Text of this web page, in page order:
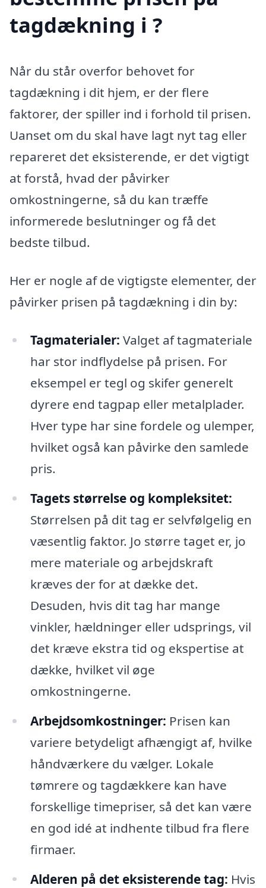
tagdækning i ?
Når du står overfor behovet for
tagdækning i dit hjem, er der flere
faktorer, der spiller ind i forhold til prisen.
Uanset om du skal have lagt nyt tag eller
repareret det eksisterende, er det vigtigt
at forstå, hvad der påvirker
omkostningerne, så du kan træffe
informerede beslutninger og få det
bedste tilbud.
Her er nogle af de vigtigste elementer, der
påvirker prisen på tagdækning i din by:
Tagmaterialer: Valget af tagmateriale
har stor indflydelse på prisen. For
eksempel er tegl og skifer generelt
dyrere end tagpap eller metalplader.
Hver type har sine fordele og ulemper,
hvilket også kan påvirke den samlede
pris.
Tagets størrelse og kompleksitet:
Størrelsen på dit tag er selvfølgelig en
væsentlig faktor. Jo større taget er, jo
mere materiale og arbejdskraft
kræves der for at dække det.
Desuden, hvis dit tag har mange
vinkler, hældninger eller udsprings, vil
det kræve ekstra tid og ekspertise at
dække, hvilket vil øge
omkostningerne.
Arbejdsomkostninger: Prisen kan
variere betydeligt afhængigt af, hvilke
håndværkere du vælger. Lokale
tømrere og tagdækkere kan have
forskellige timepriser, så det kan være
en god idé at indhente tilbud fra flere
firmaer.
Alderen på det eksisterende tag: Hvis